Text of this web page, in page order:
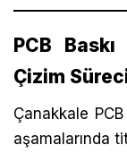
PCB
Çizim
Çanakkale
aşamalarında